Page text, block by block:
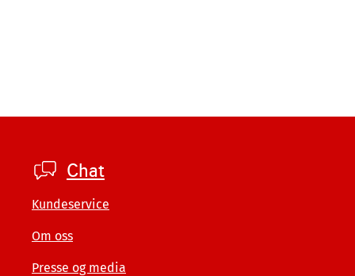
Footer
private
Chat
Kundeservice
Om oss
Presse og media